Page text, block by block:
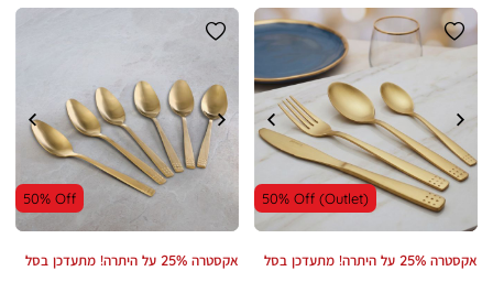
50% Off (Outlet)
אקסטרה 25% על היתרה! מתעדכן בסל
50% Off
אקסטרה 25% על היתרה! מתעדכן בסל